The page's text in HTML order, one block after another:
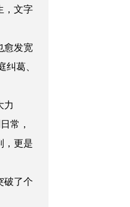
，文字
愈发宽
纠葛、
力
常，
，更是
破了个